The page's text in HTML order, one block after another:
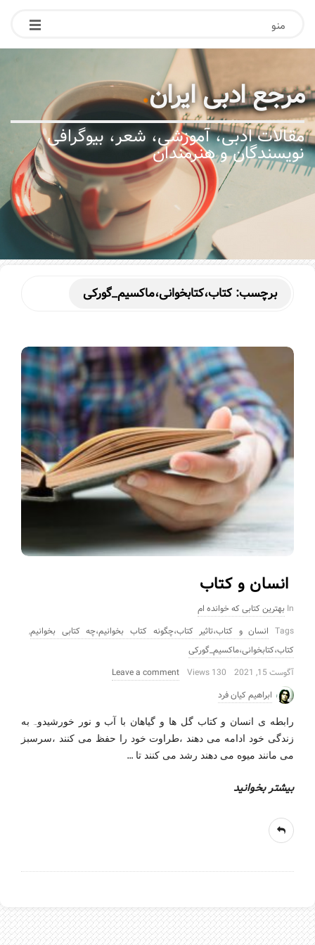
منو
مرجع ادبی ایران.
مقالات ادبی، آموزشی، شعر، بیوگرافی
نویسندگان و هنرمندان
برچسب: کتاب،کتابخوانی،ماکسیم_گورکی
انسان و کتاب
In بهترین کتابی که خوانده ام
Tags انسان و کتاب،تاثیر کتاب،چگونه کتاب بخوانیم،چه کتابی بخوانیم,
کتاب،کتابخوانی،ماکسیم_گورکی
آگوست 15, 2021
130 Views
Leave a comment
ابراهیم کیان فرد
رابطه ی انسان و کتاب گل ها و گیاهان با آب و نور خورشیدو… به
زندگی خود ادامه می دهند ،طراوت خود را حفظ می کنند ،سرسبز
می مانند میوه می دهند رشد می کنند تا …
بیشتر بخوانید